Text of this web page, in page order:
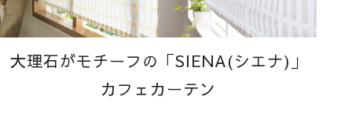
大理石がモチーフの「SIENA(シエナ)」
カフェカーテン